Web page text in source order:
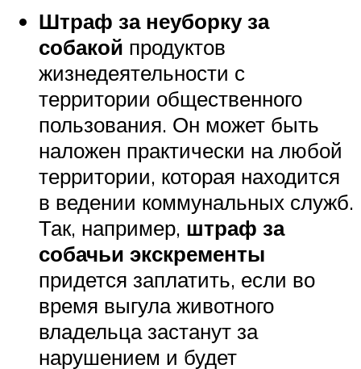
Штраф за неуборку за
собакой продуктов
жизнедеятельности с
территории общественного
пользования. Он может быть
наложен практически на любой
территории, которая находится
в ведении коммунальных служб.
Так, например, штраф за
собачьи экскременты
придется заплатить, если во
время выгула животного
владельца застанут за
нарушением и будет